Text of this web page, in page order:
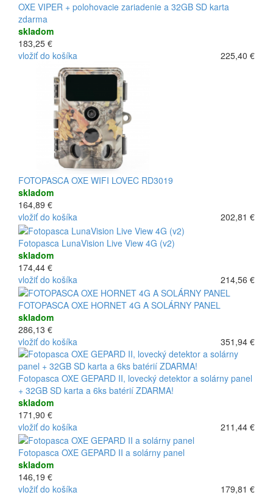
OXE VIPER + polohovacie zariadenie a 32GB SD karta
zdarma
skladom
183,25 €
225,40 €
vložiť do košíka
FOTOPASCA OXE WIFI LOVEC RD3019
skladom
164,89 €
202,81 €
vložiť do košíka
Fotopasca LunaVision Live View 4G (v2)
skladom
174,44 €
214,56 €
vložiť do košíka
FOTOPASCA OXE HORNET 4G A SOLÁRNY PANEL
skladom
286,13 €
351,94 €
vložiť do košíka
Fotopasca OXE GEPARD II, lovecký detektor a solárny panel
+ 32GB SD karta a 6ks batérií ZDARMA!
skladom
171,90 €
211,44 €
vložiť do košíka
Fotopasca OXE GEPARD II a solárny panel
skladom
146,19 €
179,81 €
vložiť do košíka